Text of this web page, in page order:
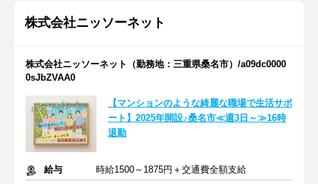
株式会社ニッソーネット
株式会社ニッソーネット（勤務地：三重県桑名市）/a09dc0000
0sJbZVAA0
【マンションのような綺麗な職場で生活サポ
ート】2025年開設♪桑名市≪週3日～≫16時
退勤
給与
時給1500～1875円＋交通費全額支給